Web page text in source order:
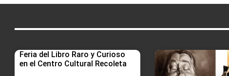
Feria del Libro Raro y Curioso
en el Centro Cultural Recoleta